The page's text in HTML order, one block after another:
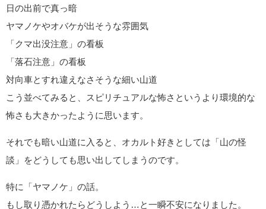
日の出前で真っ暗
ヤマノケやオバケが出そうな雰囲気
「クマ出没注意」の看板
「落石注意」の看板
対向車とすれ違えなさそうな細い山道
こう並べてみると、スピリチュアルな怖さというより環境的な
怖さも大きかったように思います。
それでも暗い山道に入ると、オカルト好きとしては「山の怪
談」をどうしても思い出してしまうのです。
特に「ヤマノケ」の話。
もし取り憑かれたらどうしよう…と一瞬不安になりました。